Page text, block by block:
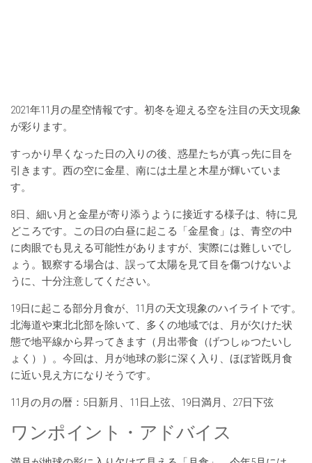
2021年11月の星空情報です。初冬を迎える空を注目の天文現象
が彩ります。
すっかり早くなった日の入りの後、惑星たちが真っ先に目を
引きます。西の空に金星、南には土星と木星が輝いていま
す。
8日、細い月と金星が寄り添うように接近する様子は、特に見
どころです。この日の白昼に起こる「金星食」は、青空の中
に肉眼でも見える可能性がありますが、実際には難しいでし
ょう。観察する場合は、誤って太陽を見て目を傷つけないよ
うに、十分注意してください。
19日に起こる部分月食が、11月の天文現象のハイライトです。
北海道や東北北部を除いて、多くの地域では、月が欠けた状
態で地平線から昇ってきます（月出帯食（げつしゅつたいし
ょく））。今回は、月が地球の影に深く入り、ほぼ皆既月食
に近い見え方になりそうです。
11月の月の暦：5日新月、11日上弦、19日満月、27日下弦
ワンポイント・アドバイス